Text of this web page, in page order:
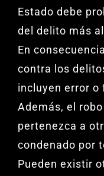
Estado debe
del delito más
En
contra los
incluyen error
Además, el
pertenezca a
condenado por
Pueden existir